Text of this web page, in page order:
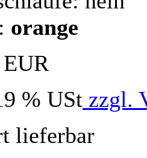
orange
% USt zzgl.